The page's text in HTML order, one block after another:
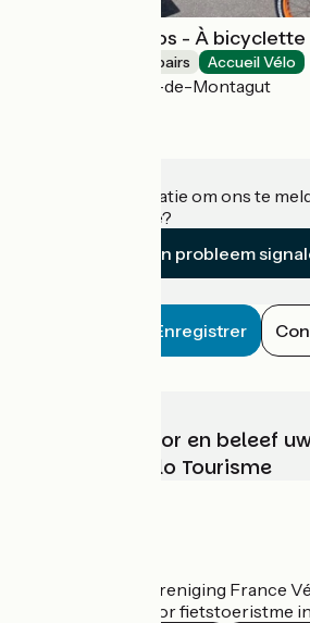
Location de vélos - À bicyclette
Bicycle rentals/ repairs Accueil Vélo
Saint-Sauveur-de-Montagut
Heeft u informatie om ons te
accommodatie?
Een probleem
Enregistrer
Kies, bereid voor en beleef
met France Vélo Tourisme
De nationale vereniging France
officiële gids voor fietstoeristme